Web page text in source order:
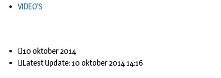
VIDEO’S
10 oktober 2014
Latest Update: 10 oktober 2014 14:16